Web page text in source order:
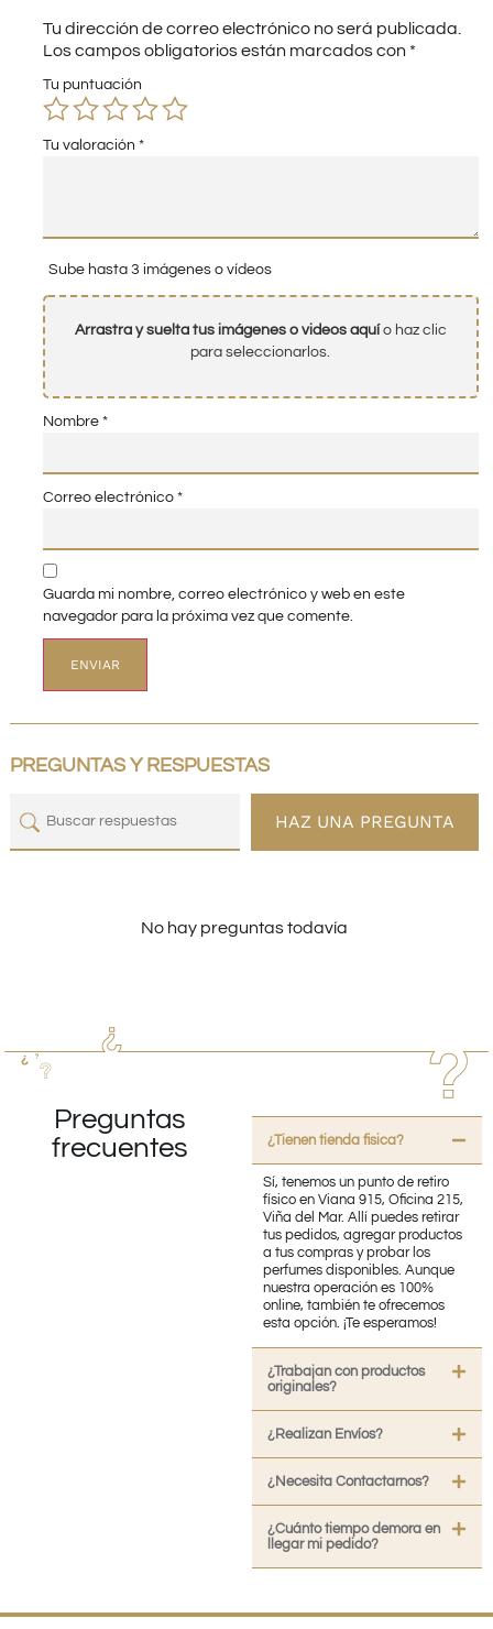
Tu dirección de correo electrónico no será publicada.
Los campos obligatorios están marcados con *
Tu puntuación
Tu valoración *
Sube hasta 3 imágenes o vídeos
Arrastra y suelta tus imágenes o videos aquío haz clic
para seleccionarlos.
Nombre *
Correo electrónico *
Guarda mi nombre, correo electrónico y web en este
navegador para la próxima vez que comente.
PREGUNTAS Y RESPUESTAS
HAZ UNA PREGUNTA
No hay preguntas todavía
Preguntas
frecuentes
¿Tienen tienda fisica?
Sí, tenemos un punto de retiro
físico en Viana 915, Oficina 215,
Viña del Mar. Allí puedes retirar
tus pedidos, agregar productos
a tus compras y probar los
perfumes disponibles. Aunque
nuestra operación es 100%
online, también te ofrecemos
esta opción. ¡Te esperamos!
¿Trabajan con productos
originales?
¿Realizan Envíos?
¿Necesita Contactarnos?
¿Cuánto tiempo demora en
llegar mi pedido?